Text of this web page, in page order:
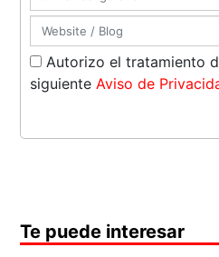
Autorizo el tratamiento
siguiente Aviso de
Te puede interesar